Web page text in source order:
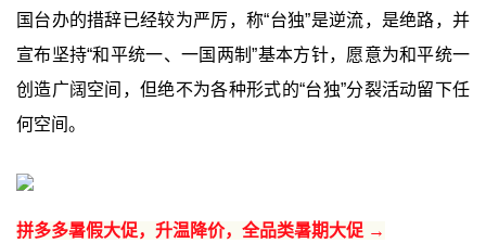
国台办的措辞已经较为严厉，称“台独”是逆流，是绝路，并
宣布坚持“和平统一、一国两制”基本方针，愿意为和平统一
创造广阔空间，但绝不为各种形式的“台独”分裂活动留下任
何空间。
拼多多暑假大促，升温降价，全品类暑期大促 →